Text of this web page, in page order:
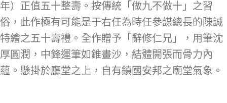
年）正值五十整壽。按傳統「做九不做十」之習
俗，此作極有可能是于右任為時任參謀總長的陳誠
特繪之五十壽禮。全作贈予「辭修仁兄」，用筆沈
厚圓潤，中鋒運筆如錐畫沙，結體開張而骨力內
蘊。懸掛於廳堂之上，自有鎮國安邦之廟堂氣象。